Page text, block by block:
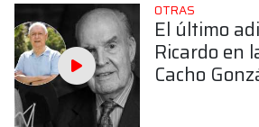
OTRAS
El último
Ricardo en
Cacho